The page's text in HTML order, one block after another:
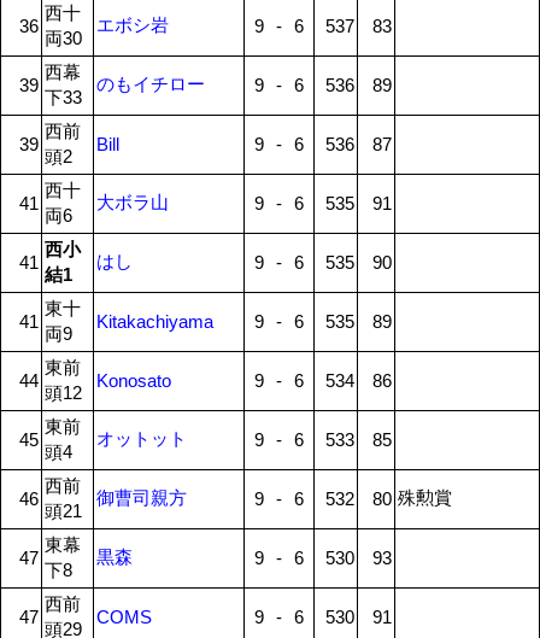
36
西十
両30
エボシ岩 9 - 6 537 83
39
西幕
下33
のもイチロー 9 - 6 536 89
39
西前
頭2
Bill 9 - 6 536 87
41
西十
両6
大ボラ山 9 - 6 535 91
41
西小
結1
はし 9 - 6 535 90
41
東十
両9
Kitakachiyama 9 - 6 535 89
44
東前
頭12
Konosato 9 - 6 534 86
45
東前
頭4
オットット 9 - 6 533 85
46
西前
頭21
御曹司親方 9 - 6 532 80 殊勲賞
47
東幕
下8
黒森 9 - 6 530 93
47
西前
頭29
COMS 9 - 6 530 91